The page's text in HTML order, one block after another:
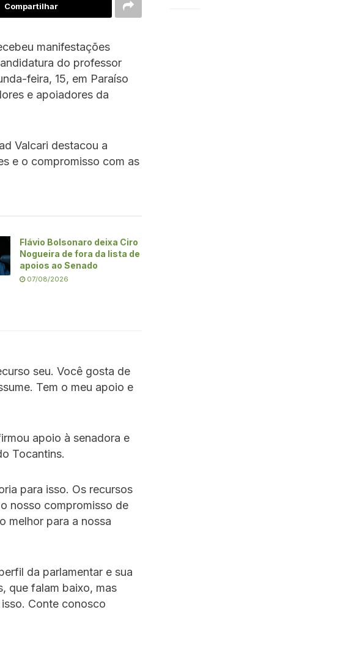
Compartilhar
manifestações
do professor
feira, 15, em Paraíso
e apoiadores da
Valcari destacou a
e o compromisso com as
Flávio Bolsonaro deixa Ciro
Nogueira de fora da lista de
apoios ao Senado
07/08/2026
seu. Você gosta de
Tem o meu apoio e
apoio à senadora e
Tocantins.
para isso. Os recursos
nosso compromisso de
melhor para a nossa
da parlamentar e sua
que falam baixo, mas
Conte conosco